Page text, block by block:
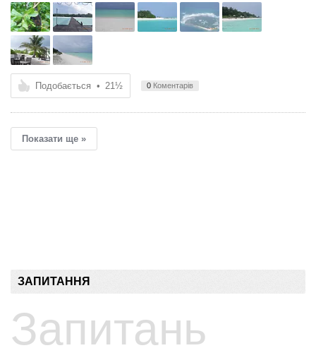
Подобається • 21½ 0 Коментарів
Показати ще »
ЗАПИТАННЯ
Запитань